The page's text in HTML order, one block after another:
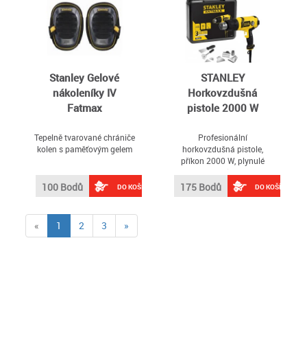
Stanley Gelové
nákoleníky IV
Fatmax
Tepelně tvarované chrániče
kolen s paměťovým gelem
100 Bodů DO KOŠÍKU
STANLEY
Horkovzdušná
pistole 2000 W
Profesionální
horkovzdušná pistole,
příkon 2000 W, plynulé
nastavení teploty 65-650
°C, rychlost proudění
vzduchu 300 nebo 500
175 Bodů DO KOŠÍKU
« 1 (current)
2 3 »